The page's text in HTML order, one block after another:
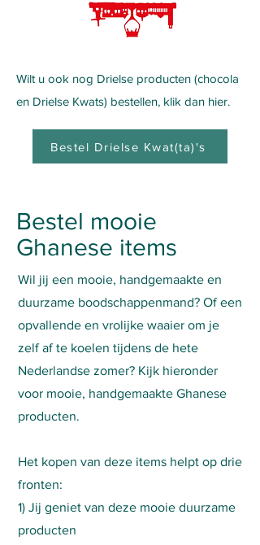
Wilt u ook nog Drielse producten (chocola
en Drielse Kwats) bestellen, klik dan hier.
Bestel Drielse Kwat(ta)'s
Bestel mooie
Ghanese items
Wil jij een mooie, handgemaakte en
duurzame boodschappenmand? Of een
opvallende en vrolijke waaier om je
zelf af te koelen tijdens de hete
Nederlandse zomer? Kijk hieronder
voor mooie, handgemaakte Ghanese
producten.
Het kopen van deze items helpt op drie
fronten:
1) Jij geniet van deze mooie duurzame
producten